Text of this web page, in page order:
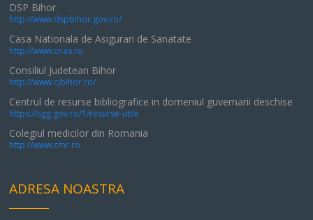
DSP Bihor
http://www.dspbihor.gov.ro/
Casa Nationala de Asigurari de Sanatate
http://www.cnas.ro
Consiliul Judetean Bihor
http://www.cjbihor.ro/
Centrul de resurse bibliografice in domeniul guvernarii deschise
https://sgg.gov.ro/1/resurse-utile
Colegiul medicilor din Romania
http://www.cmr.ro
ADRESA NOASTRA